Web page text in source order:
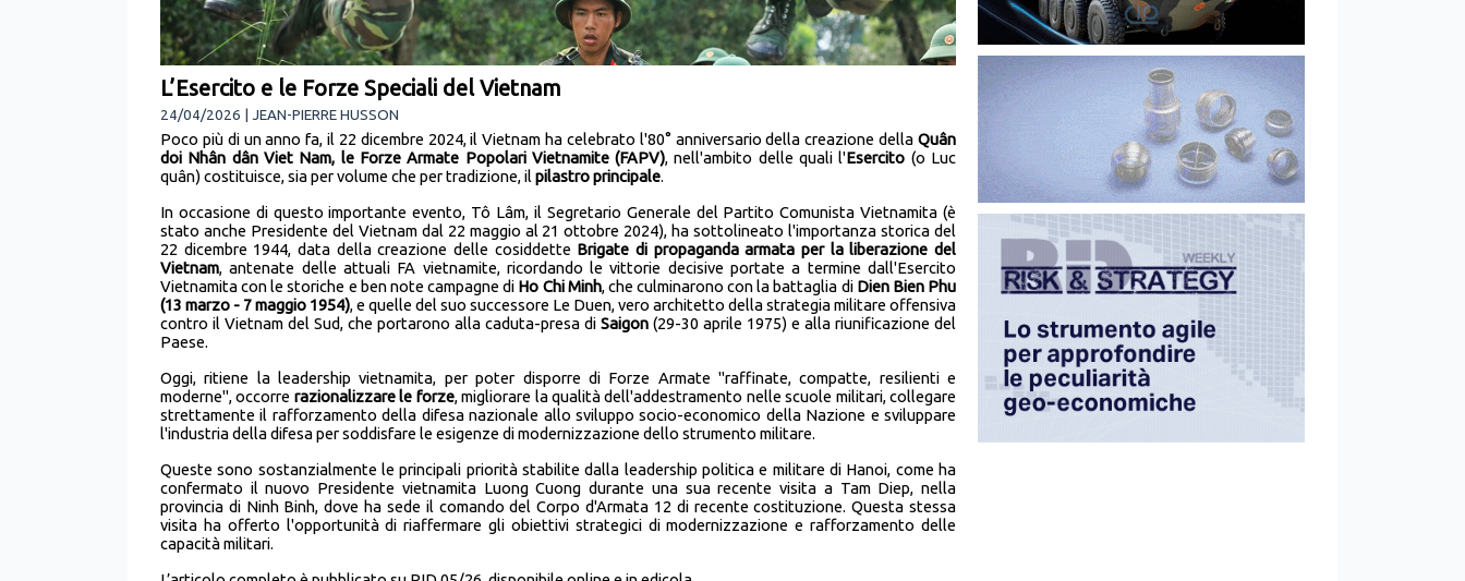
L’Esercito e le Forze Speciali del Vietnam
24/04/2026 | JEAN-PIERRE HUSSON
Poco più di un anno fa, il 22 dicembre 2024, il Vietnam ha celebrato l'80° anniversario della creazione della Quân
doi Nhân dân Viet Nam, le Forze Armate Popolari Vietnamite (FAPV), nell'ambito delle quali l'Esercito (o Luc
quân) costituisce, sia per volume che per tradizione, il pilastro principale.
In occasione di questo importante evento, Tô Lâm, il Segretario Generale del Partito Comunista Vietnamita (è
stato anche Presidente del Vietnam dal 22 maggio al 21 ottobre 2024), ha sottolineato l'importanza storica del
22 dicembre 1944, data della creazione delle cosiddette Brigate di propaganda armata per la liberazione del
Vietnam, antenate delle attuali FA vietnamite, ricordando le vittorie decisive portate a termine dall'Esercito
Vietnamita con le storiche e ben note campagne di Ho Chi Minh, che culminarono con la battaglia di Dien Bien Phu
(13 marzo - 7 maggio 1954), e quelle del suo successore Le Duen, vero architetto della strategia militare offensiva
contro il Vietnam del Sud, che portarono alla caduta-presa di Saigon (29-30 aprile 1975) e alla riunificazione del
Paese.
Oggi, ritiene la leadership vietnamita, per poter disporre di Forze Armate "raffinate, compatte, resilienti e
moderne", occorre razionalizzare le forze, migliorare la qualità dell'addestramento nelle scuole militari, collegare
strettamente il rafforzamento della difesa nazionale allo sviluppo socio-economico della Nazione e sviluppare
l'industria della difesa per soddisfare le esigenze di modernizzazione dello strumento militare.
Queste sono sostanzialmente le principali priorità stabilite dalla leadership politica e militare di Hanoi, come ha
confermato il nuovo Presidente vietnamita Luong Cuong durante una sua recente visita a Tam Diep, nella
provincia di Ninh Binh, dove ha sede il comando del Corpo d'Armata 12 di recente costituzione. Questa stessa
visita ha offerto l'opportunità di riaffermare gli obiettivi strategici di modernizzazione e rafforzamento delle
capacità militari.